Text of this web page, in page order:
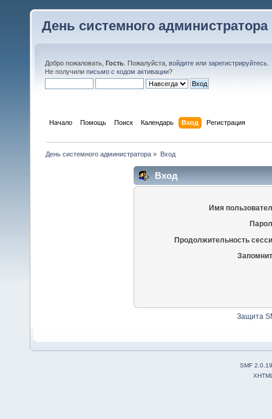
День системного администратора
Добро пожаловать, Гость . Пожалуйста, войдите или зарегистрируйтесь
Не получили письмо с кодом активации?
Начало Помощь Поиск Календарь Вход Регистрация
День системного администратора » Вход
Вход
Имя
Продолжительность
Защита
SMF 2.0.19